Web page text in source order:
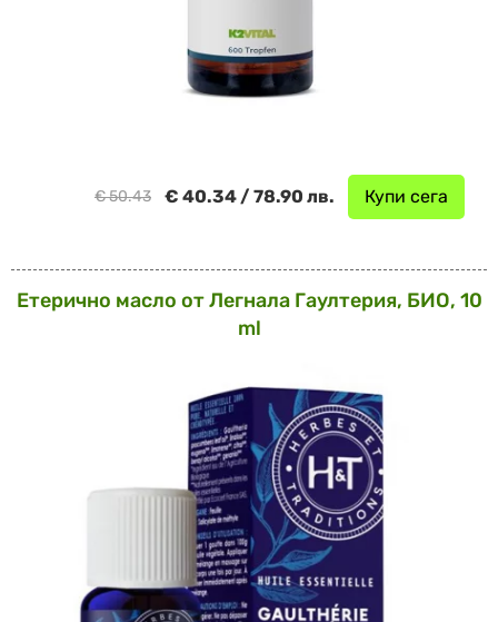
Купи сега
€ 40.34 / 78.90 лв.
€ 50.43
Етерично масло от Легнала Гаултерия, БИО, 10
ml